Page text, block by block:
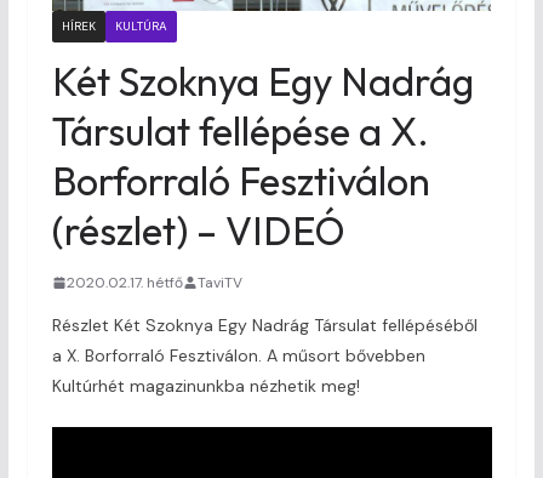
HÍREK KULTÚRA
Két Szoknya Egy Nadrág
Társulat fellépése a X.
Borforraló Fesztiválon
(részlet) – VIDEÓ
2020.02.17. hétfő TaviTV
Részlet Két Szoknya Egy Nadrág Társulat fellépéséből
a X. Borforraló Fesztiválon. A műsort bővebben
Kultúrhét magazinunkba nézhetik meg!